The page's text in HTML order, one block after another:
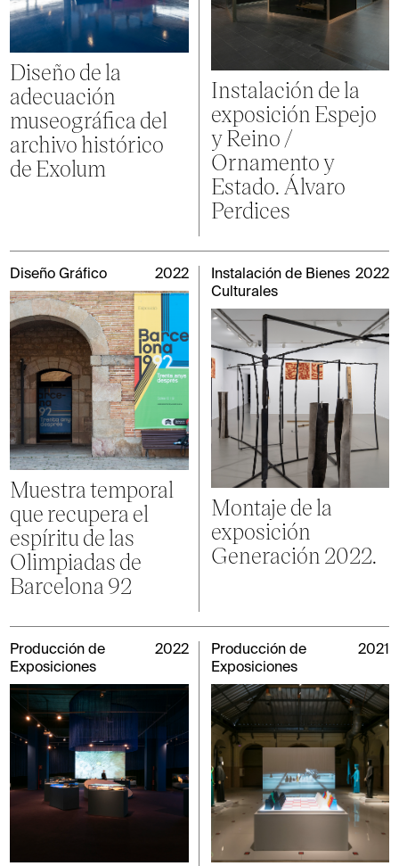
Diseño de la
adecuación
museográfica del
archivo histórico
de Exolum
Instalación de la
exposición Espejo
y Reino /
Ornamento y
Estado. Álvaro
Perdices
Diseño Gráfico 2022
Muestra temporal
que recupera el
espíritu de las
Olimpiadas de
Barcelona 92
Instalación de Bienes
Culturales
2022
Montaje de la
exposición
Generación 2022.
Producción de
Exposiciones
2022
Producción de
Exposiciones
2021